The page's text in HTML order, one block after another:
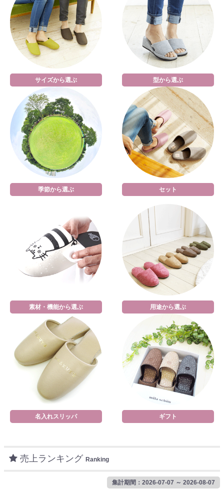
サイズから選ぶ 型から選ぶ
季節から選ぶ セット
素材・機能から選ぶ 用途から選ぶ
名入れスリッパ ギフト
売上ランキング Ranking
集計期間：2026-07-07 ～ 2026-08-07